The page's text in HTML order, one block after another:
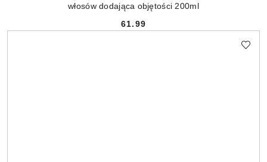
włosów dodająca objętości 200ml
Cena:
61.99